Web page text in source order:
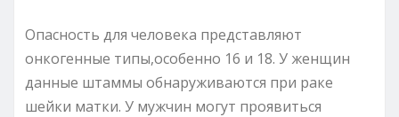
Опасность для человека представляют
онкогенные типы,особенно 16 и 18. У женщин
данные штаммы обнаруживаются при раке
шейки матки. У мужчин могут проявиться